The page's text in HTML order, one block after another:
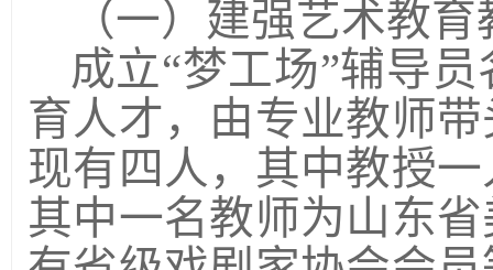
（一）建强艺术教
成立“梦工场”辅导
育人才，由专业教师
现有四人，其中教授
其中一名教师为山东